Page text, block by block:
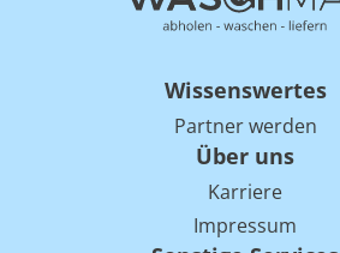
Wissenswertes
Partner werden
Über uns
Karriere
Impressum